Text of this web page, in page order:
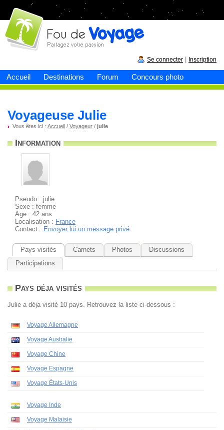
Accueil Destinations Forum Concours photo
Fou devoyage
Se connecter Inscription
Voyageuse Julie
Vous êtes ici : Accueil / Voyageur / julie
Information
Pseudo : julie
Sexe : femme
Age : 42 ans
Localisation : France
Contact : Envoyer lui un message privé
Pays visités Carnets Photos
Discussions
Participations
Pays déja visités
Julie a déja visité 10 pays. Retrouvez la liste ci-dessous :
Voyage Allemagne
Voyage Australie
Voyage Chine
Voyage Espagne
Voyage États-Unis
Voyage Inde
Voyage Malaisie